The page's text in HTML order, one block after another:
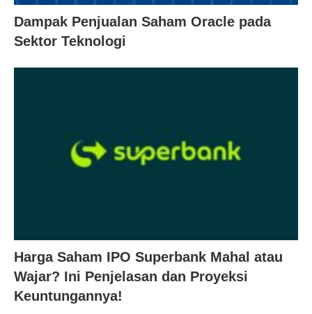
Dampak Penjualan Saham Oracle pada
Sektor Teknologi
Harga Saham IPO Superbank Mahal atau
Wajar? Ini Penjelasan dan Proyeksi
Keuntungannya!